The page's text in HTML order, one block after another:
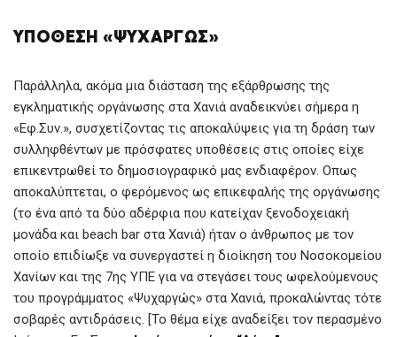
ΥΠΌΘΕΣΗ «ΨΥΧΑΡΓΏΣ»
Παράλληλα, ακόμα μια διάσταση της εξάρθρωσης της
εγκληματικής οργάνωσης στα Χανιά αναδεικνύει σήμερα η
«Εφ.Συν.», συσχετίζοντας τις αποκαλύψεις για τη δράση των
συλληφθέντων με πρόσφατες υποθέσεις στις οποίες είχε
επικεντρωθεί το δημοσιογραφικό μας ενδιαφέρον. Οπως
αποκαλύπτεται, ο φερόμενος ως επικεφαλής της οργάνωσης
(το ένα από τα δύο αδέρφια που κατείχαν ξενοδοχειακή
μονάδα και beach bar στα Χανιά) ήταν ο άνθρωπος με τον
οποίο επιδίωξε να συνεργαστεί η διοίκηση του Νοσοκομείου
Χανίων και της 7ης ΥΠΕ για να στεγάσει τους ωφελούμενους
του προγράμματος «Ψυχαργώς» στα Χανιά, προκαλώντας τότε
σοβαρές αντιδράσεις. [Το θέμα είχε αναδείξει τον περασμένο